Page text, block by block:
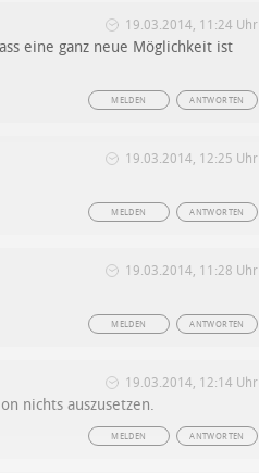
19.03.2014, 11:24 Uhr
eine ganz neue Möglichkeit ist
ANTWORTEN
MELDEN
19.03.2014, 12:25 Uhr
ANTWORTEN
MELDEN
19.03.2014, 11:28 Uhr
ANTWORTEN
MELDEN
19.03.2014, 12:14 Uhr
nichts auszusetzen.
ANTWORTEN
MELDEN